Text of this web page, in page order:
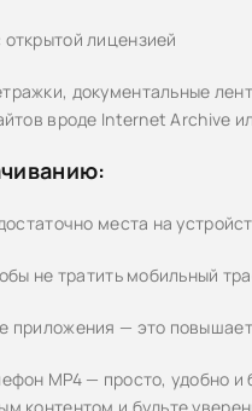
лицензией
документальные
вроде Internet Archive
места на
не тратить мобильный
приложения — это
MP4 — просто, удобно